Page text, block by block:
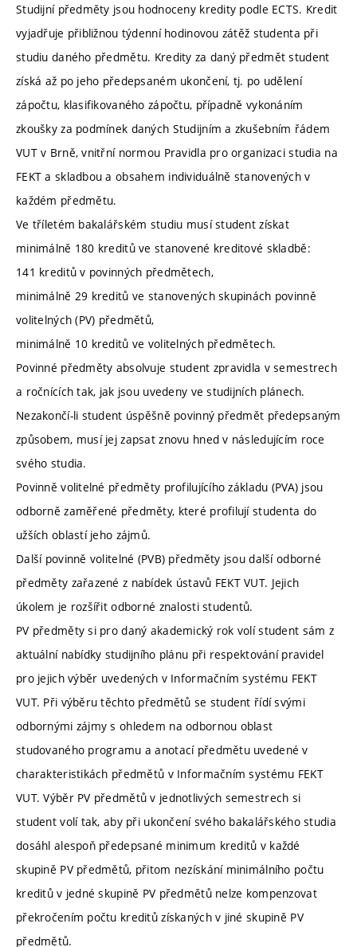
Studijní předměty jsou hodnoceny kredity podle ECTS. Kredit
vyjadřuje přibližnou týdenní hodinovou zátěž studenta při
studiu daného předmětu. Kredity za daný předmět student
získá až po jeho předepsaném ukončení, tj. po udělení
zápočtu, klasifikovaného zápočtu, případně vykonáním
zkoušky za podmínek daných Studijním a zkušebním řádem
VUT v Brně, vnitřní normou Pravidla pro organizaci studia na
FEKT a skladbou a obsahem individuálně stanovených v
každém předmětu.
Ve tříletém bakalářském studiu musí student získat
minimálně 180 kreditů ve stanovené kreditové skladbě:
141 kreditů v povinných předmětech,
minimálně 29 kreditů ve stanovených skupinách povinně
volitelných (PV) předmětů,
minimálně 10 kreditů ve volitelných předmětech.
Povinné předměty absolvuje student zpravidla v semestrech
a ročnících tak, jak jsou uvedeny ve studijních plánech.
Nezakončí-li student úspěšně povinný předmět předepsaným
způsobem, musí jej zapsat znovu hned v následujícím roce
svého studia.
Povinně volitelné předměty profilujícího základu (PVA) jsou
odborně zaměřené předměty, které profilují studenta do
užších oblastí jeho zájmů.
Další povinně volitelné (PVB) předměty jsou další odborné
předměty zařazené z nabídek ústavů FEKT VUT. Jejich
úkolem je rozšířit odborné znalosti studentů.
PV předměty si pro daný akademický rok volí student sám z
aktuální nabídky studijního plánu při respektování pravidel
pro jejich výběr uvedených v Informačním systému FEKT
VUT. Při výběru těchto předmětů se student řídí svými
odbornými zájmy s ohledem na odbornou oblast
studovaného programu a anotací předmětu uvedené v
charakteristikách předmětů v Informačním systému FEKT
VUT. Výběr PV předmětů v jednotlivých semestrech si
student volí tak, aby při ukončení svého bakalářského studia
dosáhl alespoň předepsané minimum kreditů v každé
skupině PV předmětů, přitom nezískání minimálního počtu
kreditů v jedné skupině PV předmětů nelze kompenzovat
překročením počtu kreditů získaných v jiné skupině PV
předmětů.